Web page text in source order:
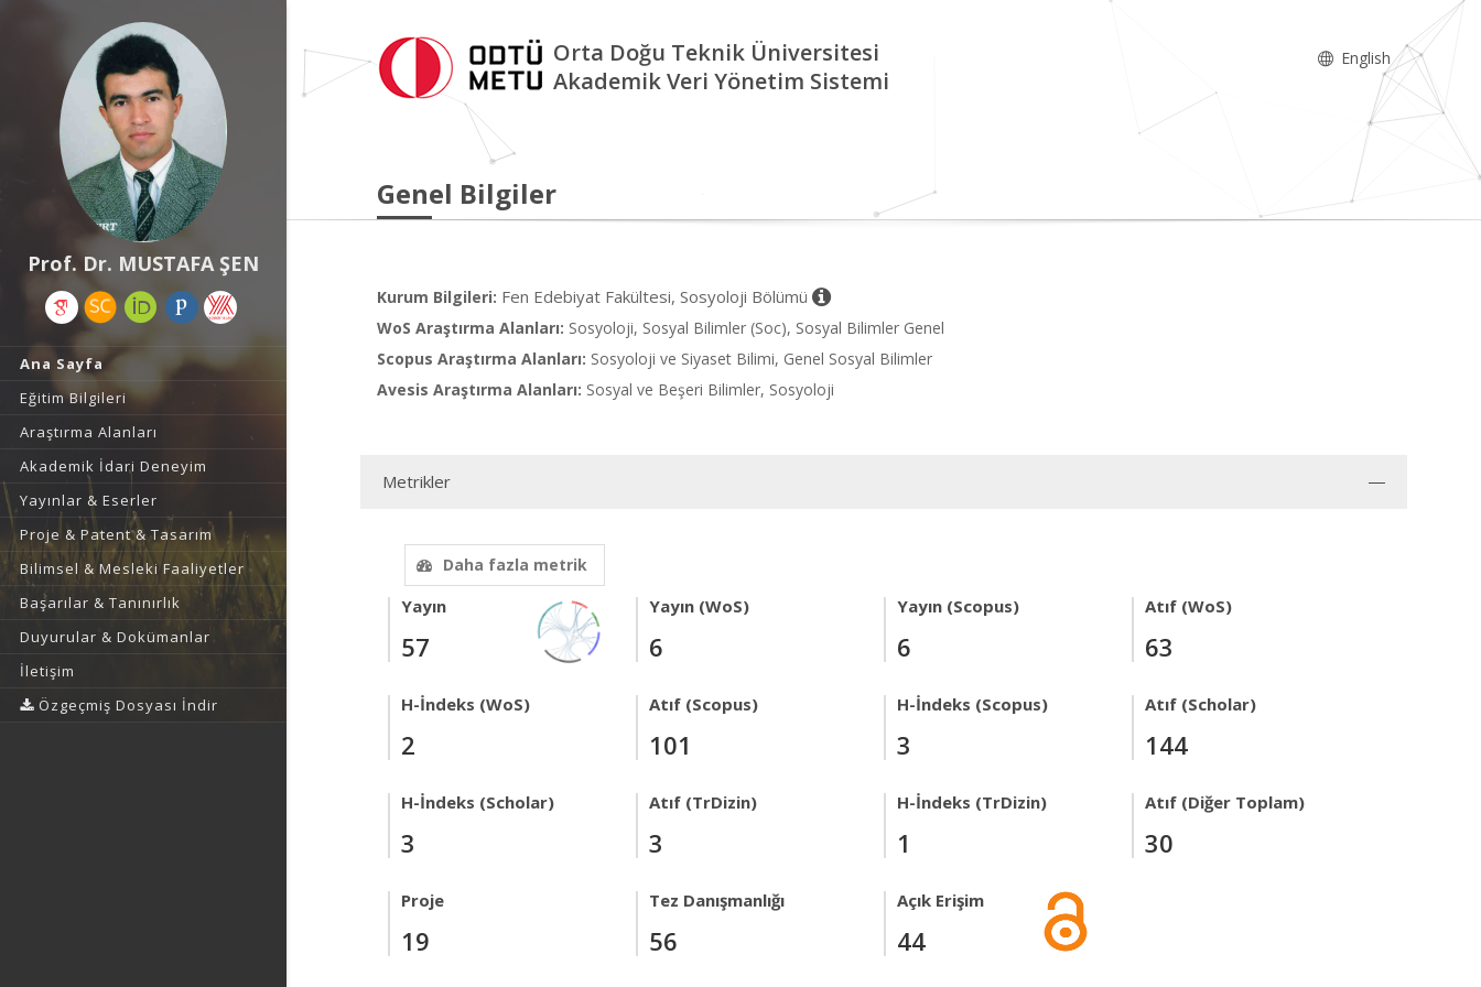
Prof. Dr. MUSTAFA ŞEN
Ana Sayfa
Eğitim Bilgileri
Araştırma Alanları
Akademik İdari Deneyim
Yayınlar & Eserler
Proje & Patent & Tasarım
Bilimsel & Mesleki Faaliyetler
Başarılar & Tanınırlık
Duyurular & Dokümanlar
İletişim
Özgeçmiş Dosyası İndir
Orta Doğu Teknik Üniversitesi
Akademik Veri Yönetim Sistemi
English
Genel Bilgiler
Kurum Bilgileri: Fen Edebiyat Fakültesi, Sosyoloji Bölümü
WoS Araştırma Alanları: Sosyoloji, Sosyal Bilimler (Soc), Sosyal Bilimler Genel
Scopus Araştırma Alanları: Sosyoloji ve Siyaset Bilimi, Genel Sosyal Bilimler
Avesis Araştırma Alanları: Sosyal ve Beşeri Bilimler, Sosyoloji
Metrikler
Daha fazla metrik
Yayın
57
Yayın (WoS)
6
Yayın (Scopus)
6
Atıf (WoS)
63
H-İndeks (WoS)
2
Atıf (Scopus)
101
H-İndeks (Scopus)
3
Atıf (Scholar)
144
H-İndeks (Scholar)
3
Atıf (TrDizin)
3
H-İndeks (TrDizin)
1
Atıf (Diğer Toplam)
30
Proje
19
Tez Danışmanlığı
56
Açık Erişim
44